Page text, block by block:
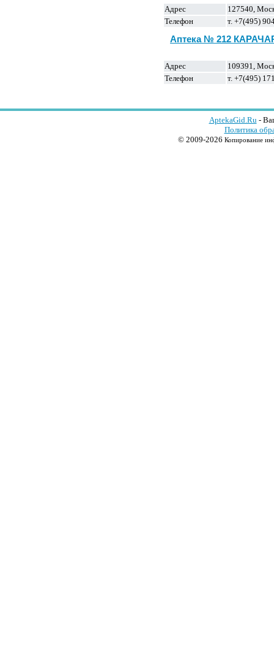
Адрес
127540,
Телефон
т. +7(495)
Аптека № 212
Адрес
109391,
Телефон
т. +7(495)
AptekaGid.Ru-
Политика
© 2009-2026 Копирование